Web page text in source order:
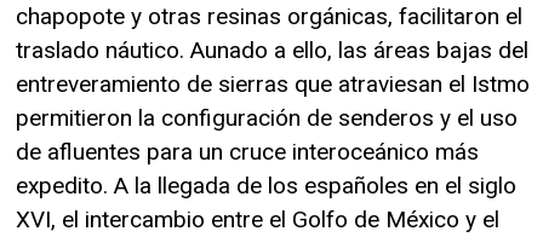
chapopote y otras resinas orgánicas, facilitaron el
traslado náutico. Aunado a ello, las áreas bajas del
entreveramiento de sierras que atraviesan el Istmo
permitieron la configuración de senderos y el uso
de afluentes para un cruce interoceánico más
expedito. A la llegada de los españoles en el siglo
XVI, el intercambio entre el Golfo de México y el